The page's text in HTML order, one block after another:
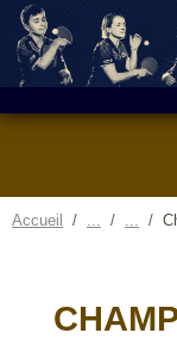
Accueil